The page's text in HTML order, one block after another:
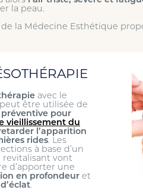
la peau.
de la Médecine Esthétique
avec le
peut être utilisée de
pour
vieillissement du
l’apparition
rides. Les
à base d’un
revitalisant vont
d’apporter une
en profondeur et
.